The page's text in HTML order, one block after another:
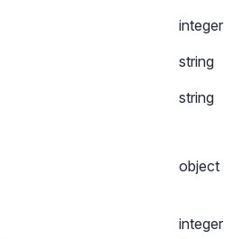
integer
string
string
object
integer